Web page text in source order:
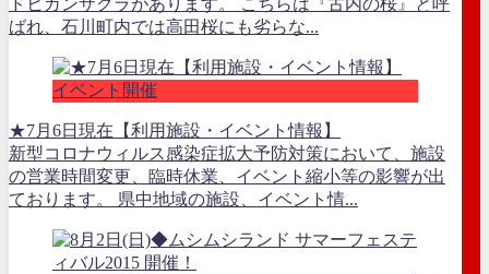
ばれ、石川町内では高田桜にも劣らな...
イベント開催
★7月6日現在【利用施設・イベント情報】
新型コロナウィルス感染症拡大予防対策において、施設
の営業時間変更、臨時休業、イベント縮小等の影響が出
ております。 県中地域の施設、イベント情...